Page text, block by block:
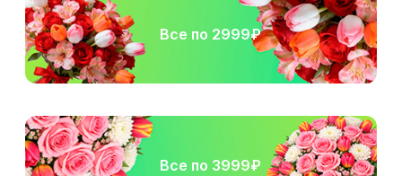
Все по 2999₽
Все по 3999₽